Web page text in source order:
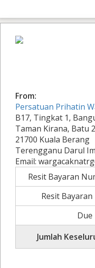
From:
Persatuan Prihatin
B17, Tingkat 1,
Taman Kirana, Batu
21700 Kuala Berang
Terengganu Darul
Email:
Resit Bayaran
Resit Bayaran
Due
Jumlah